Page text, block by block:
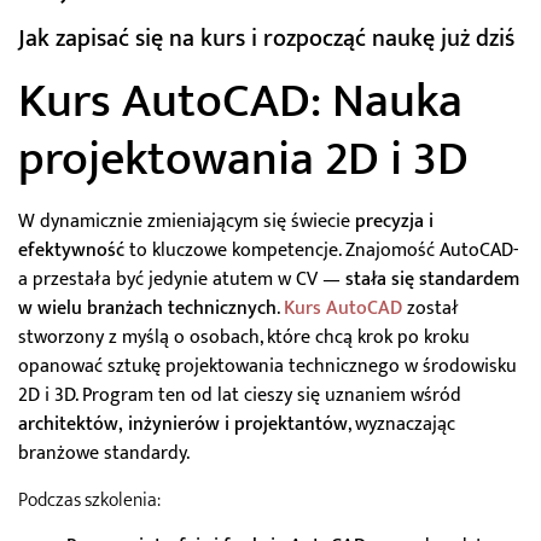
Jak zapisać się na kurs i rozpocząć naukę już dziś
Kurs AutoCAD: Nauka
projektowania 2D i 3D
W dynamicznie zmieniającym się świecieprecyzja i
efektywnośćto kluczowe kompetencje. Znajomość AutoCAD-
a przestała być jedynie atutem w CV —stała się standardem
w wielu branżach technicznych.Kurs AutoCADzostał
stworzony z myślą o osobach, które chcą krok po kroku
opanować sztukę projektowania technicznego w środowisku
2D i 3D. Program ten od lat cieszy się uznaniem wśród
architektów, inżynierów i projektantów, wyznaczając
branżowe standardy.
Podczas szkolenia: